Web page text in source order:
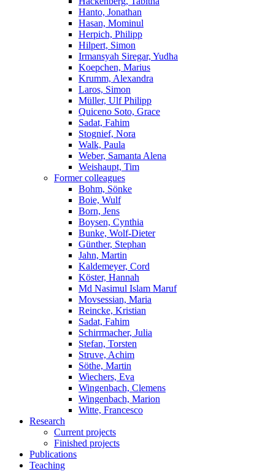
Hanto, Jonathan
Hasan, Mominul
Herpich, Philipp
Hilpert, Simon
Irmansyah Siregar, Yudha
Koepchen, Marius
Krumm, Alexandra
Laros, Simon
Müller, Ulf Philipp
Quiceno Soto, Grace
Sadat, Fahim
Stognief, Nora
Walk, Paula
Weber, Samanta Alena
Weishaupt, Tim
Former colleagues
Bohm, Sönke
Boie, Wulf
Born, Jens
Boysen, Cynthia
Bunke, Wolf-Dieter
Günther, Stephan
Jahn, Martin
Kaldemeyer, Cord
Köster, Hannah
Md Nasimul Islam Maruf
Movsessian, Maria
Reincke, Kristian
Sadat, Fahim
Schirrmacher, Julia
Stefan, Torsten
Struve, Achim
Söthe, Martin
Wiechers, Eva
Wingenbach, Clemens
Wingenbach, Marion
Witte, Francesco
Research
Current projects
Finished projects
Publications
Teaching